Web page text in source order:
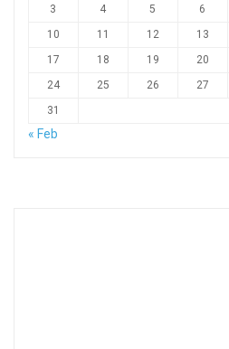
3 4 5 6
10
11 12 13
17
18 19 20
24
25 26 27
31
« Feb